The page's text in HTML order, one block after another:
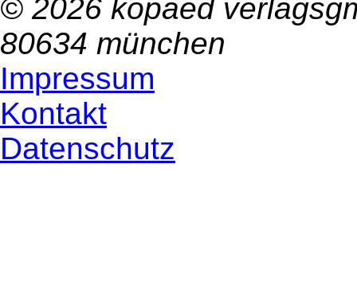
© 2026 kopaed
80634 münchen
Impressum
Kontakt
Datenschutz